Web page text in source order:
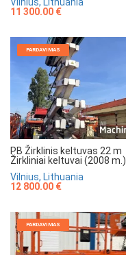
11 300.00 €
PARDAVIMAS
PB Žirklinis keltuvas 22 m
Žirkliniai keltuvai (2008 m.)
Vilnius, Lithuania
12 800.00 €
PARDAVIMAS